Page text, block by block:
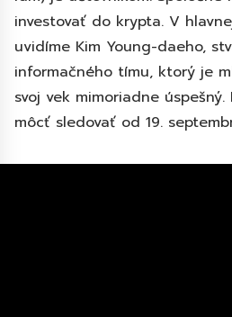
investovať do krypta. V
uvidíme Kim Young-daeho,
informačného tímu, ktorý je
svoj vek mimoriadne
môcť sledovať od 19.